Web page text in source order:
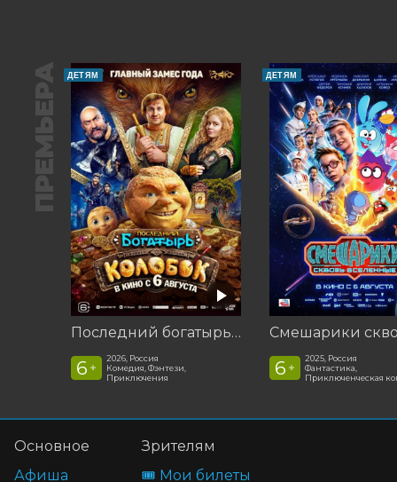
ПРЕМЬЕРА ДЕТЯМ
Последний богатырь. Колобок
6 +
2026, Россия
Комедия, Фэнтези,
Приключения
ДЕТЯМ
6 +
2025, Россия
Фантастика,
Приключенческая
Основное
Афиша
Зрителям
🎟️ Мои билеты